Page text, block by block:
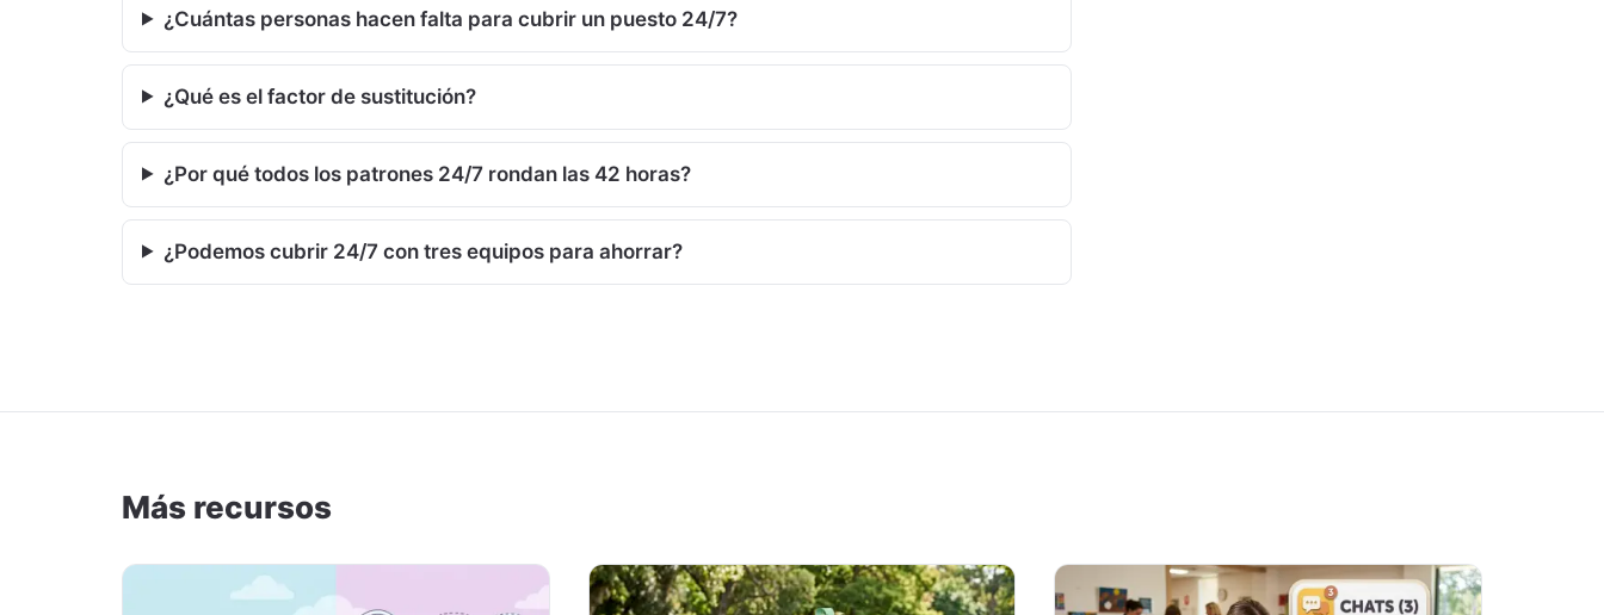
¿Cuántas personas hacen falta para cubrir un puesto 24/7?
¿Qué es el factor de sustitución?
¿Por qué todos los patrones 24/7 rondan las 42 horas?
¿Podemos cubrir 24/7 con tres equipos para ahorrar?
Más recursos